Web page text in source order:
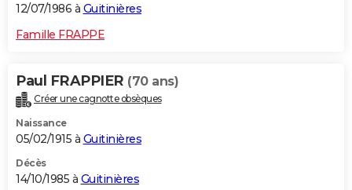
12/07/1986 à Guitinières
Famille FRAPPE
Paul FRAPPIER (70 ans)
Créer une cagnotte obsèques
Naissance
05/02/1915 à Guitinières
Décès
14/10/1985 à Guitinières